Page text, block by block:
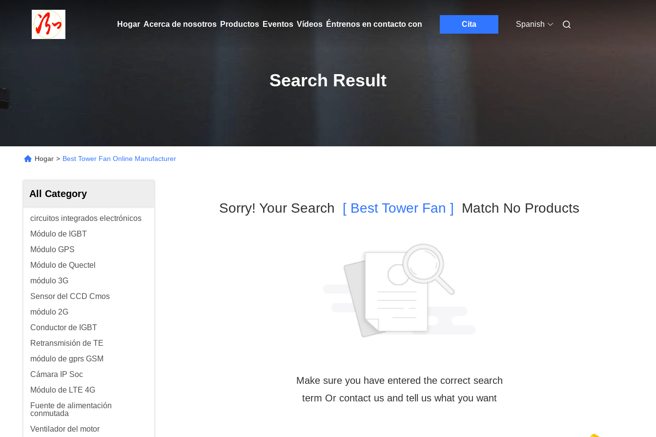
Hogar Acerca de nosotros Productos Eventos Vídeos Éntrenos en contacto con Cita Spanish
Search Result
Hogar > Best Tower Fan Online Manufacturer
All Category
circuitos integrados electrónicos
Módulo de IGBT
Módulo GPS
Módulo de Quectel
módulo 3G
Sensor del CCD Cmos
módulo 2G
Conductor de IGBT
Retransmisión de TE
módulo de gprs GSM
Cámara IP Soc
Módulo de LTE 4G
Fuente de alimentación
conmutada
Ventilador del motor
Sorry! Your Search [ Best Tower Fan ] Match No Products
Make sure you have entered the correct search
term Or contact us and tell us what you want